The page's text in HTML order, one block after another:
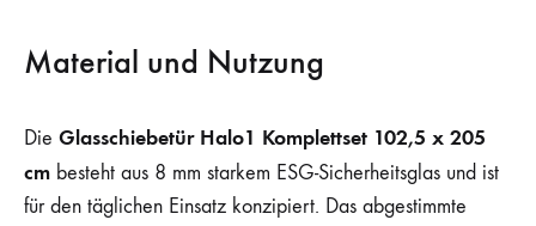
Material und Nutzung
Die Glasschiebetür Halo1 Komplettset 102,5 x 205
cm besteht aus 8 mm starkem ESG-Sicherheitsglas und ist
für den täglichen Einsatz konzipiert. Das abgestimmte